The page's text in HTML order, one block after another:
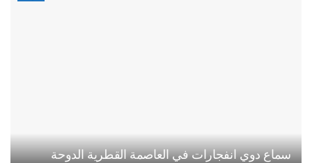
سماع دوي انفجارات في العاصمة القطرية الدوحة